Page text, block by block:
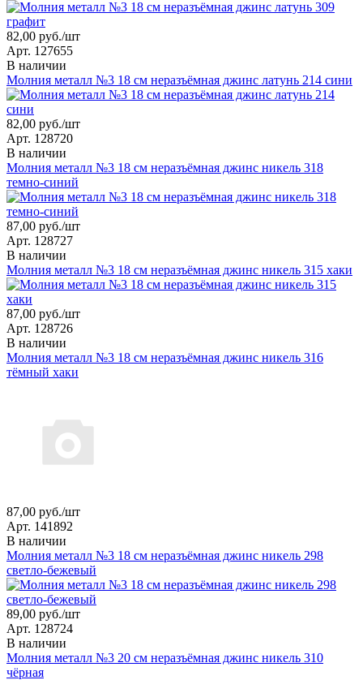
82,00 руб./шт
Арт. 127655
В наличии
Молния металл №3 18 см неразъёмная джинс латунь 214 сини
82,00 руб./шт
Арт. 128720
В наличии
Молния металл №3 18 см неразъёмная джинс никель 318
темно-синий
87,00 руб./шт
Арт. 128727
В наличии
Молния металл №3 18 см неразъёмная джинс никель 315 хаки
87,00 руб./шт
Арт. 128726
В наличии
Молния металл №3 18 см неразъёмная джинс никель 316
тёмный хаки
87,00 руб./шт
Арт. 141892
В наличии
Молния металл №3 18 см неразъёмная джинс никель 298
светло-бежевый
89,00 руб./шт
Арт. 128724
В наличии
Молния металл №3 20 см неразъёмная джинс никель 310
чёрная